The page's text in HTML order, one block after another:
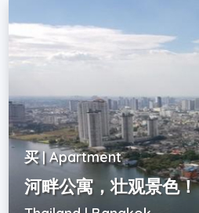
买 | Apartment
河畔公寓，壮观景色！